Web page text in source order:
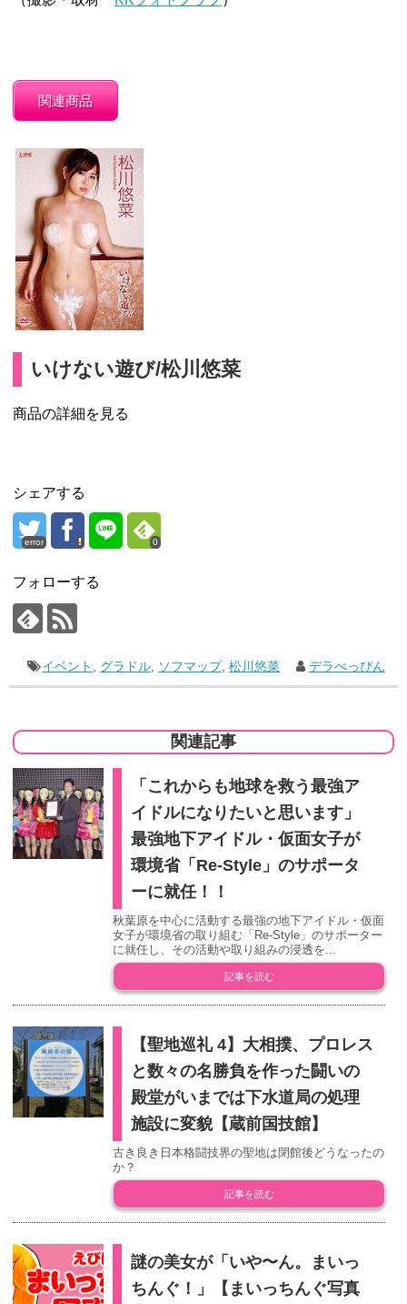
関連商品
いけない遊び/松川悠菜
商品の詳細を見る
シェアする
error 0
フォローする
イベント グラドル ソフマップ,松川悠菜 デラべっぴん
関連記事
「これからも地球を救う最強ア
イドルになりたいと思います」
最強地下アイドル・仮面女子が
環境省「Re-Style」のサポータ
ーに就任！！
秋葉原を中心に活動する最強の地下アイドル・仮面
女子が環境省の取り組む「Re-Style」のサポーター
に就任し、その活動や取り組みの浸透を...
記事を読む
【聖地巡礼 4】大相撲、プロレス
と数々の名勝負を作った闘いの
殿堂がいまでは下水道局の処理
施設に変貌【蔵前国技館】
古き良き日本格闘技界の聖地は閉館後どうなったの
か？
記事を読む
謎の美女が「いや〜ん。まいっ
ちんぐ！」【まいっちんぐ写真